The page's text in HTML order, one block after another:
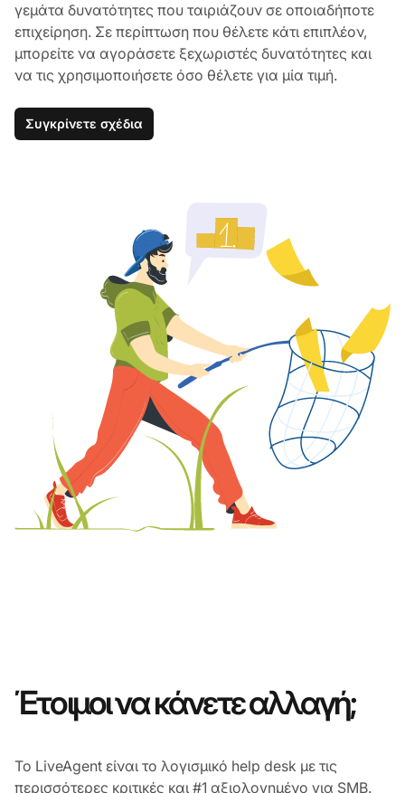
γεμάτα δυνατότητες που ταιριάζουν σε οποιαδήποτε
επιχείρηση. Σε περίπτωση που θέλετε κάτι επιπλέον,
μπορείτε να αγοράσετε ξεχωριστές δυνατότητες και
να τις χρησιμοποιήσετε όσο θέλετε για μία τιμή.
Συγκρίνετε σχέδια
Έτοιμοι να κάνετε αλλαγή;
Το LiveAgent είναι το λογισμικό help desk με τις
περισσότερες κριτικές και #1 αξιολογημένο για SMB.